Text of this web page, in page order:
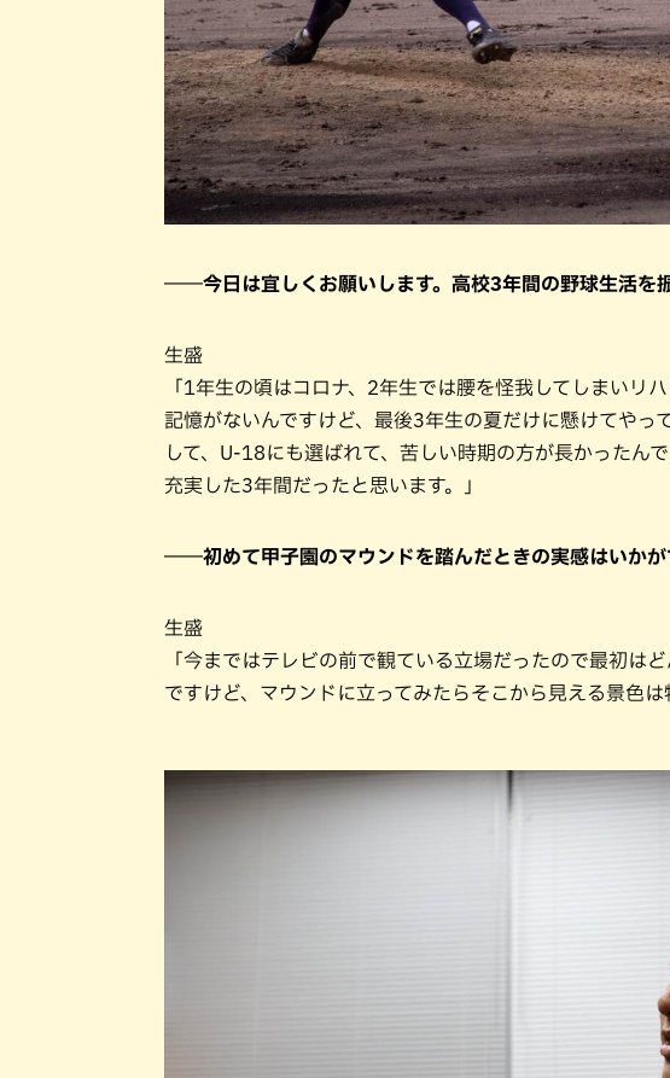
――今日は宜しくお願いします。高校3年間の野球生活を
生盛
「1年生の頃はコロナ、2年生では腰を怪我してしまいリ
記憶がないんですけど、最後3年生の夏だけに懸けてやっ
して、U-18にも選ばれて、苦しい時期の方が長かったん
充実した3年間だったと思います。」
――初めて甲子園のマウンドを踏んだときの実感はいかが
生盛
「今まではテレビの前で観ている立場だったので最初は
ですけど、マウンドに立ってみたらそこから見える景色